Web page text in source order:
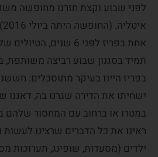
לפני שבוע וקצת חזרנו מחופשה
אחת בפריז לפני 6 שנים,
תמיד בסגנון שבוע רביצה משותפת,
בפריז היינו בעיקר מתוסכלים:
ישחיתו את הדירה שגרנו בה, דאגנו
במטרו או ברחוב עם המחסור שלהם
ראינו את כל הדברים שרצינו לעשות
ילדים (מסעדות, שופינג, תערוכות